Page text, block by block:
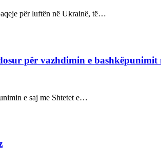
për luftën në Ukrainë, të…
për vazhdimin e bashkëpunimit
e saj me Shtetet e…